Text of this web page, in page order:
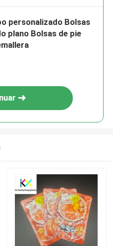
personalizado Bolsas
plano Bolsas de pie